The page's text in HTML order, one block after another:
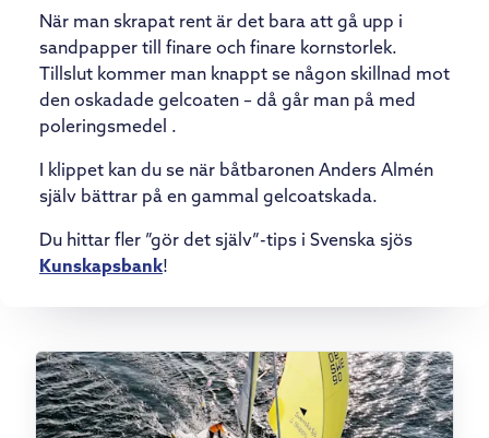
När man skrapat rent är det bara att gå upp i
sandpapper till finare och finare kornstorlek.
Tillslut kommer man knappt se någon skillnad mot
den oskadade gelcoaten – då går man på med
poleringsmedel .
I klippet kan du se när båtbaronen Anders Almén
själv bättrar på en gammal gelcoatskada.
Du hittar fler ”gör det själv”-tips i Svenska sjös
Kunskapsbank!